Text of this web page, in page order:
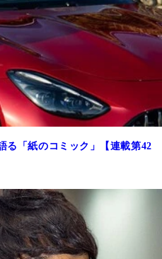
る「紙のコミック」【連載第42